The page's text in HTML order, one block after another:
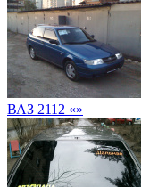
ВАЗ 2112 «»